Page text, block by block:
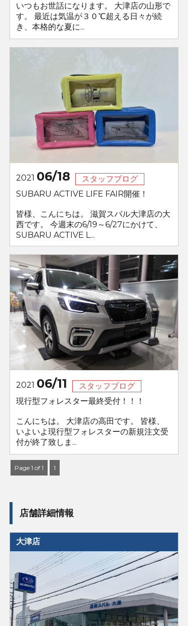
いつもお世話になります。 大津店の山形で
す。 最近は気温が３０℃超える日々が続
き、本格的な夏に...
2021 06/18
スタッフブログ
SUBARU ACTIVE LIFE FAIR開催！
皆様、こんにちは。 滋賀スバル大津店の大
西です。 今週末の6/19～6/27にかけて、
SUBARU ACTIVE L...
2021 06/11
スタッフブログ
現行型フォレスター最終受付！！！
こんにちは。 大津店の高田です。 皆様、
いよいよ現行型フォレスターの新規注文受
付が終了致しま...
Page 1 of 1 1
店舗詳細情報
大津店